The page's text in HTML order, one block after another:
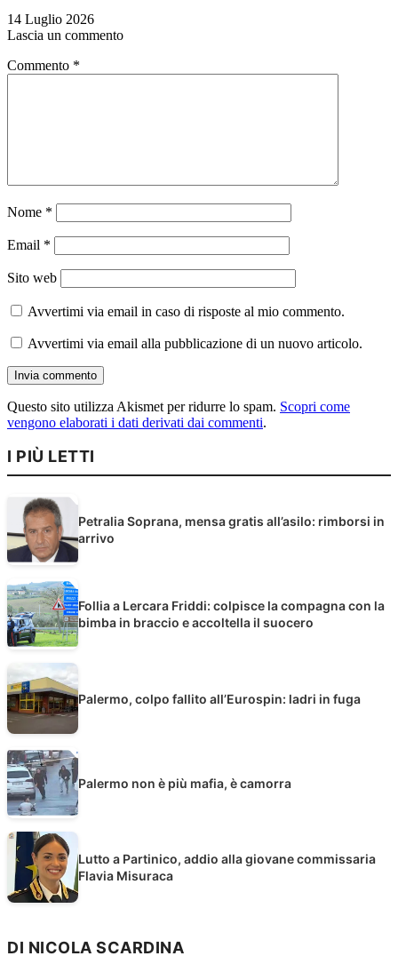
14 Luglio 2026
Lascia un commento
Commento *
Nome *
Email *
Sito web
Avvertimi via email in caso di risposte al mio commento.
Avvertimi via email alla pubblicazione di un nuovo articolo.
Questo sito utilizza Akismet per ridurre lo spam. Scopri come
vengono elaborati i dati derivati dai commenti.
I PIÙ LETTI
Petralia Soprana, mensa gratis all’asilo: rimborsi in
arrivo
Follia a Lercara Friddi: colpisce la compagna con la
bimba in braccio e accoltella il suocero
Palermo, colpo fallito all’Eurospin: ladri in fuga
Palermo non è più mafia, è camorra
Lutto a Partinico, addio alla giovane commissaria
Flavia Misuraca
DI NICOLA SCARDINA